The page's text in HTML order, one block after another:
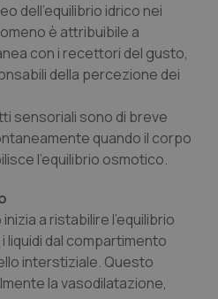
& Testa Collo
dell’equilibrio idrico nei
è attribuibile a
con i recettori del gusto,
della percezione dei
sensoriali sono di breve
quando il corpo
l’equilibrio osmotico.
a ristabilire l’equilibrio
dal compartimento
interstiziale. Questo
la vasodilatazione,